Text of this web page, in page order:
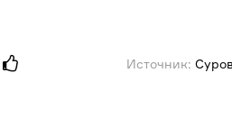
Источник: